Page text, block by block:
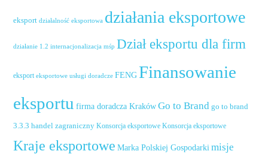
eksport działalność eksportowa działania eksportowe
działanie 1.2 internacjonalizacja mśp Dział eksportu dla firm
eksport eksportowe usługi doradcze FENG Finansowanie
eksportu firma doradcza Kraków Go to Brand go to brand
3.3.3 handel zagraniczny Konsorcja eksportowe Konsorcja eksportowe
Kraje eksportowe Marka Polskiej Gospodarki misje